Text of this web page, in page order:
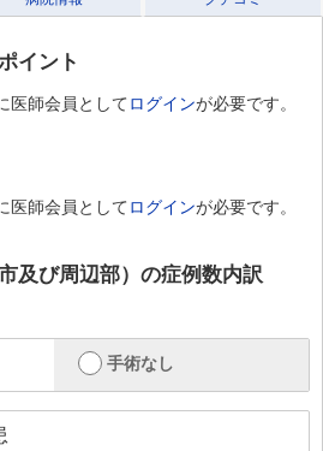
イント
医師会員としてログインが必要です。
医師会員としてログインが必要です。
及び周辺部） の症例数内訳
手術なし